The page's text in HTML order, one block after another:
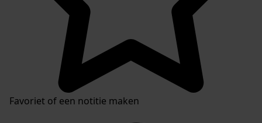
Favoriet of een notitie maken